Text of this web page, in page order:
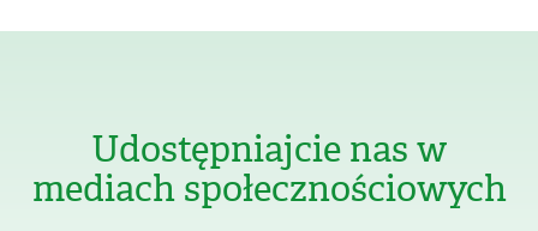
Udostępniajcie nas w
mediach społecznościowych